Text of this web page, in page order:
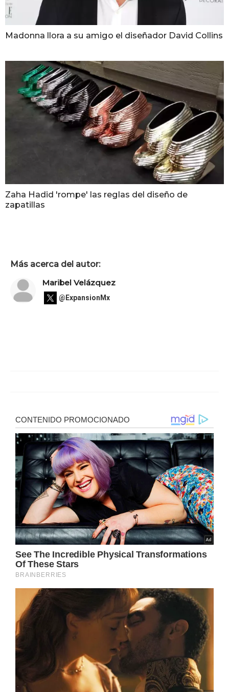
Madonna llora a su amigo el diseñador David Collins
Zaha Hadid 'rompe' las reglas del diseño de
zapatillas
Más acerca del autor:
Maribel Velázquez
@ExpansionMx